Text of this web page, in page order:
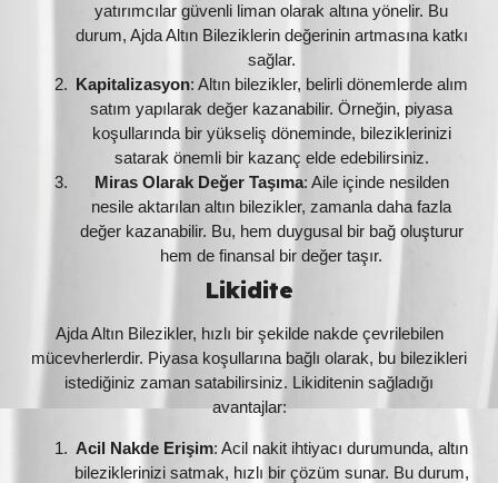
yatırımcılar güvenli liman olarak altına yönelir. Bu
durum, Ajda Altın Bileziklerin değerinin artmasına katkı
sağlar.
Kapitalizasyon: Altın bilezikler, belirli dönemlerde alım
satım yapılarak değer kazanabilir. Örneğin, piyasa
koşullarında bir yükseliş döneminde, bileziklerinizi
satarak önemli bir kazanç elde edebilirsiniz.
Miras Olarak Değer Taşıma: Aile içinde nesilden
nesile aktarılan altın bilezikler, zamanla daha fazla
değer kazanabilir. Bu, hem duygusal bir bağ oluşturur
hem de finansal bir değer taşır.
Likidite
Ajda Altın Bilezikler, hızlı bir şekilde nakde çevrilebilen
mücevherlerdir. Piyasa koşullarına bağlı olarak, bu bilezikleri
istediğiniz zaman satabilirsiniz. Likiditenin sağladığı
avantajlar:
Acil Nakde Erişim: Acil nakit ihtiyacı durumunda, altın
bileziklerinizi satmak, hızlı bir çözüm sunar. Bu durum,